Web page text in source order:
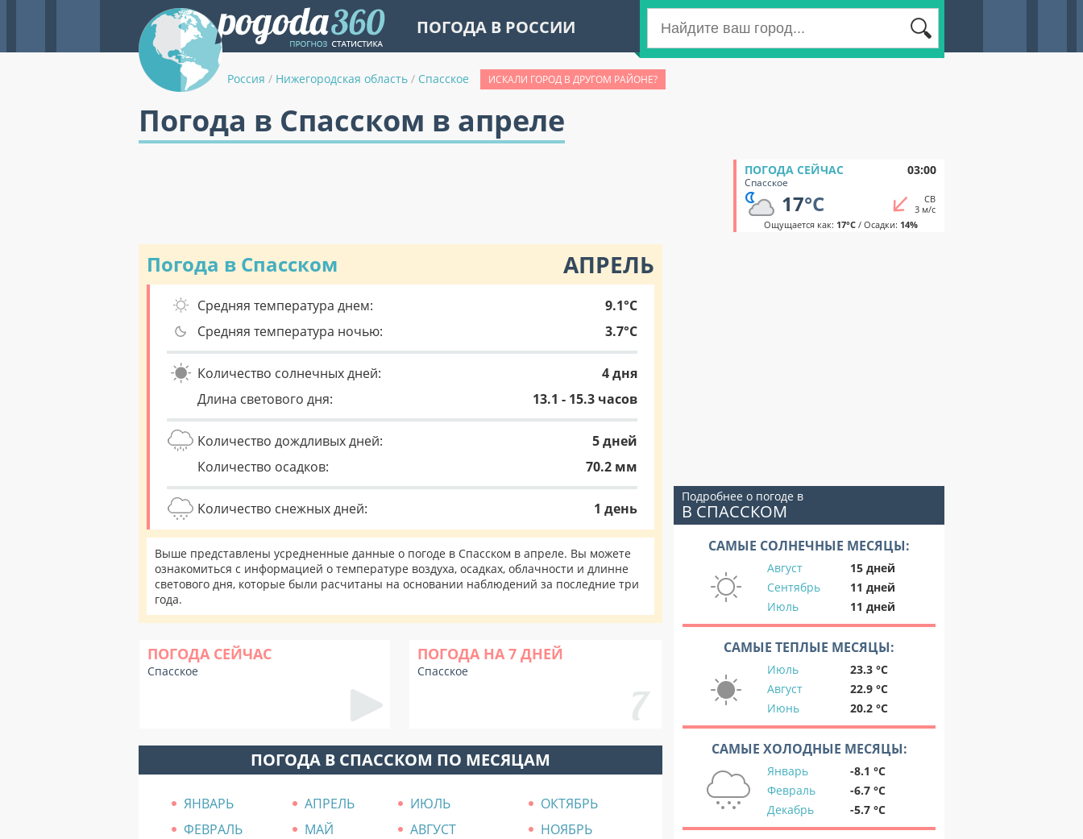
ПОГОДА В РОССИИ
Россия / Нижегородская область / Спасское ИСКАЛИ ГОРОД В ДРУГОМ РАЙОНЕ?
Погода в Спасском в апреле
ПОГОДА СЕЙЧАС 03:00
Спасское
17°C
СВ
3 м/с
Ощущается как: 17°C/ Осадки: 14%
Погода в Спасском АПРЕЛЬ
Средняя температура днем:
9.1°C
Средняя температура ночью:
3.7°C
Количество солнечных дней:
4 дня
Длина светового дня:
13.1 - 15.3 часов
Количество дождливых дней:
5 дней
Количество осадков:
70.2 мм
Количество снежных дней: 1 день
Выше представлены усредненные данные о погоде в Спасском в апреле. Вы можете
ознакомиться с информацией о температуре воздуха, осадках, облачности и длинне
светового дня, которые были расчитаны на основании наблюдений за последние три
года.
ПОГОДА СЕЙЧАС
Спасское
ПОГОДА НА 7 ДНЕЙ
Спасское
ПОГОДА В СПАССКОМ ПО МЕСЯЦАМ
ЯНВАРЬ АПРЕЛЬ ИЮЛЬ
ОКТЯБРЬ
ФЕВРАЛЬ
МАЙ АВГУСТ
НОЯБРЬ
Подробнее о погоде в
В СПАССКОМ
САМЫЕ СОЛНЕЧНЫЕ МЕСЯЦЫ:
Август
15 дней
Сентябрь
11 дней
Июль
11 дней
САМЫЕ ТЕПЛЫЕ МЕСЯЦЫ:
Июль
23.3 °C
Август
22.9 °C
Июнь
20.2 °C
САМЫЕ ХОЛОДНЫЕ МЕСЯЦЫ:
Январь
-8.1 °C
Февраль
-6.7 °C
Декабрь
-5.7 °C